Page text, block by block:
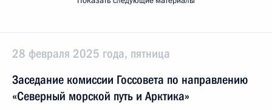
28 февраля 2025 года, пятница
Заседание комиссии Госсовета по направлению
«Северный морской путь и Арктика»